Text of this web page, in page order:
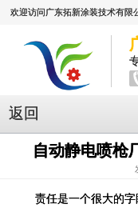
欢迎访问广东拓新涂装技术有限
返回
自动静电喷枪
责任是一个很大的